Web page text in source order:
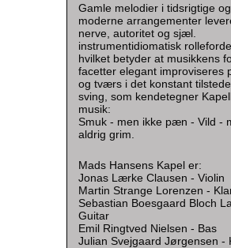
Gamle melodier i tidsrigtige og
moderne arrangementer
nerve, autoritet og sjæl.
instrumentidiomatisk
hvilket betyder at musikkens
facetter elegant improviseres
og tværs i det konstant
sving, som kendetegner
musik:
Smuk - men ikke pæn - Vild -
aldrig grim.
Mads Hansens Kapel er:
Jonas Lærke Clausen - Violin
Martin Strange Lorenzen -
Sebastian Boesgaard Bloch
Guitar
Emil Ringtved Nielsen - Bas
Julian Svejgaard Jørgensen -